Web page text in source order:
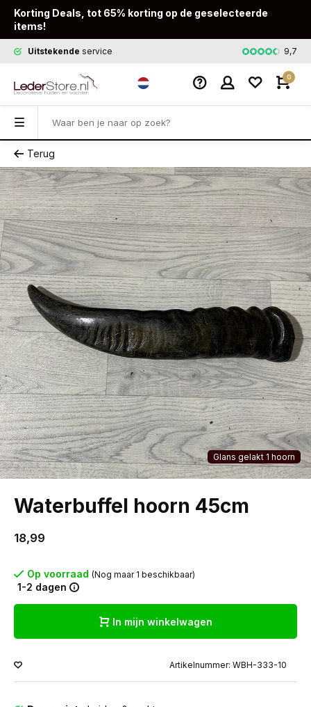
Korting Deals, tot 65% korting op de geselecteerde
items!
Uitstekende service Snelle9,7
0
Terug
Glans gelakt 1 hoorn
Waterbuffel hoorn 45cm
18,99
Op voorraad (Nog maar 1 beschikbaar)
1-2 dagen
In mijn winkelwagen
Artikelnummer: WBH-333-10